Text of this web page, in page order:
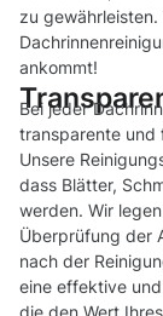
zu
ankommt!
Bei jeder
transparente und
Unsere
dass Blätter,
werden. Wir
Überprüfung der
nach der
eine effektive
die den Wert